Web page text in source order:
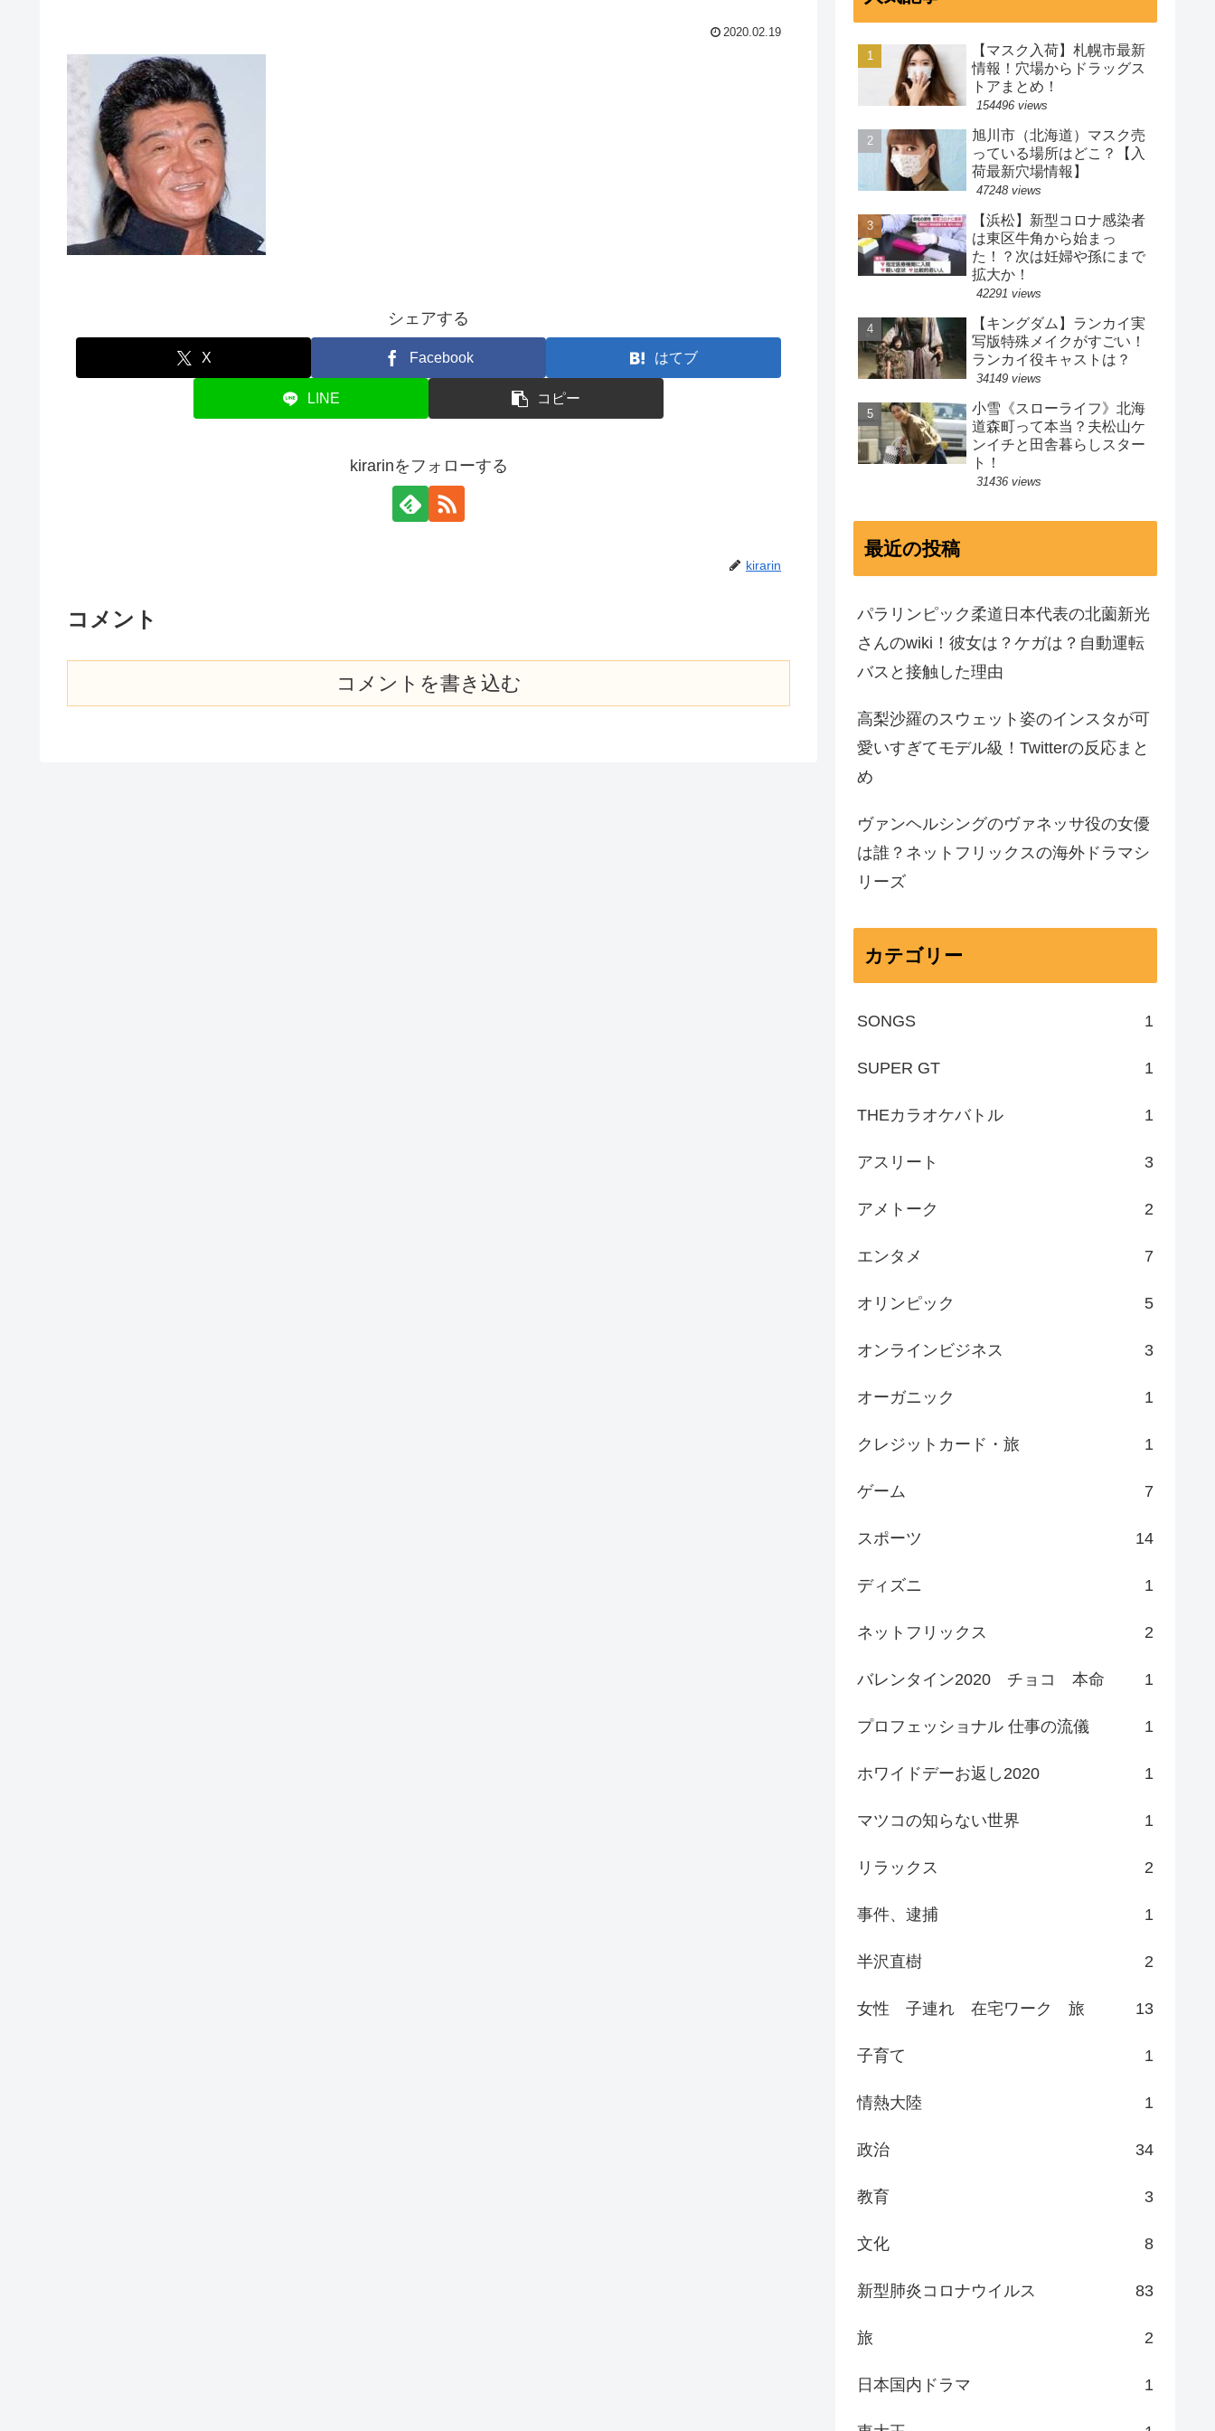
2020.02.19
シェアする
X Facebook はてブ
LINE コピー
kirarinをフォローする
kirarin
コメント
コメントを書き込む
【マスク入荷】札幌市最新
情報！穴場からドラッグス
トアまとめ！
154496 views
旭川市（北海道）マスク売
っている場所はどこ？【入
荷最新穴場情報】
47248 views
【浜松】新型コロナ感染者
は東区牛角から始まっ
た！？次は妊婦や孫にまで
拡大か！
42291 views
【キングダム】ランカイ実
写版特殊メイクがすごい！
ランカイ役キャストは？
34149 views
小雪《スローライフ》北海
道森町って本当？夫松山ケ
ンイチと田舎暮らしスター
ト！
31436 views
最近の投稿
パラリンピック柔道日本代表の北薗新光
さんのwiki！彼女は？ケガは？自動運転
バスと接触した理由
高梨沙羅のスウェット姿のインスタが可
愛いすぎてモデル級！Twitterの反応まと
め
ヴァンヘルシングのヴァネッサ役の女優
は誰？ネットフリックスの海外ドラマシ
リーズ
カテゴリー
SONGS 1
SUPER GT 1
THEカラオケバトル 1
アスリート 3
アメトーク 2
エンタメ 7
オリンピック 5
オンラインビジネス 3
オーガニック 1
クレジットカード・旅 1
ゲーム 7
スポーツ 14
ディズニ 1
ネットフリックス 2
バレンタイン2020 チョコ 本命 1
プロフェッショナル 仕事の流儀 1
ホワイドデーお返し2020 1
マツコの知らない世界 1
リラックス 2
事件、逮捕 1
半沢直樹 2
女性 子連れ 在宅ワーク 旅 13
子育て 1
情熱大陸 1
政治 34
教育 3
文化 8
新型肺炎コロナウイルス 83
旅 2
日本国内ドラマ 1